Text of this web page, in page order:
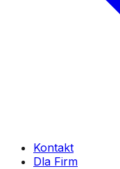
Kontakt
Dla Firm